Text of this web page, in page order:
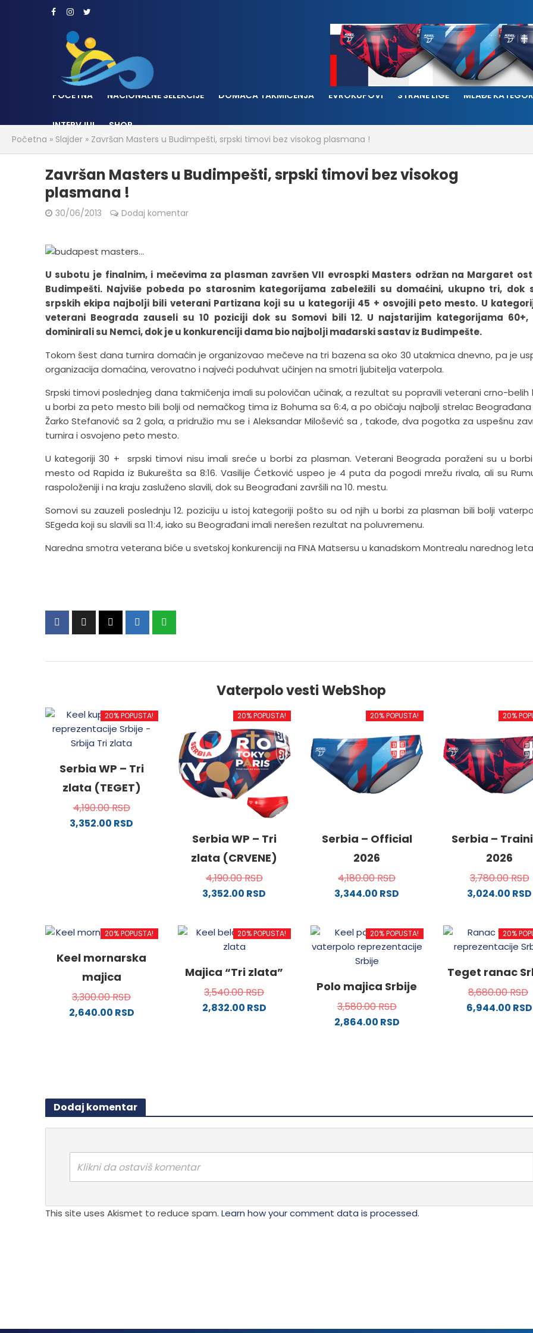
POČETNA NACIONALNE SELEKCIJE DOMAĆA TAKMIČENJA EVROKUPOVI STRANE LIGE MLAĐE
INTERVJUI
SHOP
Početna » Slajder » Završan Masters u Budimpešti, srpski timovi bez visokog plasmana !
Završan Masters u Budimpešti, srpski timovi bez visokog
plasmana !
30/06/2013 Dodaj komentar
U subotu je finalnim, i mečevima za plasman završen VII evrospki Masters održan na Margaret
Budimpešti. Najviše pobeda po starosnim kategorijama zabeležili su domaćini, ukupno tri, dok
srpskih ekipa najbolji bili veterani Partizana koji su u kategoriji 45 + osvojili peto mesto. U
veterani Beograda zauseli su 10 poziciji dok su Somovi bili 12. U najstarijim kategorijama 60+,
dominirali su Nemci, dok je u konkurenciji dama bio najbolji mađarski sastav iz Budimpešte.
Tokom šest dana turnira domaćin je organizovao mečeve na tri bazena sa oko 30 utakmica dnevno, pa je
organizacija domaćina, verovatno i najveći poduhvat učinjen na smotri ljubitelja vaterpola.
Srpski timovi poslednjeg dana takmičenja imali su polovičan učinak, a rezultat su popravili veterani crno-belih
u borbi za peto mesto bili bolji od nemačkog tima iz Bohuma sa 6:4, a po običaju najbolji strelac Beograđana
Žarko Stefanović sa 2 gola, a pridružio mu se i Aleksandar Milošević sa , takođe, dva pogotka za uspešnu
turnira i osvojeno peto mesto.
U kategoriji 30 + srpski timovi nisu imali sreće u borbi za plasman. Veterani Beograda poraženi su u
mesto od Rapida iz Bukurešta sa 8:16. Vasilije Ćetković uspeo je 4 puta da pogodi mrežu rivala, ali su
raspoloženiji i na kraju zasluženo slavili, dok su Beograđani završili na 10. mestu.
Somovi su zauzeli poslednju 12. poziciju u istoj kategoriji pošto su od njih u borbi za plasman bili bolji
SEgeda koji su slavili sa 11:4, iako su Beograđani imali nerešen rezultat na poluvremenu.
Naredna smotra veterana biće u svetskoj konkurenciji na FINA Matsersu u kanadskom Montrealu narednog
Vaterpolo vesti WebShop
20% POPUSTA!
Serbia WP – Tri
zlata (TEGET)
4,190.00RSD
3,352.00 RSD
biti
izabrane
stranici
proizvoda.
20% POPUSTA!
Serbia WP – Tri
zlata (CRVENE)
4,190.00RSD
3,352.00 RSD
ima
više
varijanti.
Opcije
mogu
biti
20% POPUSTA!
Serbia – Official
2026
4,180.00RSD
3,344.00 RSD
ima
više
varijanti.
Opcije
mogu
biti
izabrane
20%
Serbia –
2026
3,780.00RSD
3,024.00 RSD
ima
više
Opcije
mogu
biti
20% POPUSTA!
Keel mornarska
majica
3,300.00RSD
2,640.00 RSD
Opcije
mogu
biti
na
stranici
proizvoda.
20% POPUSTA!
Majica “Tri zlata”
3,540.00RSD
2,832.00 RSD
na
proizvoda.
20% POPUSTA!
Polo majica Srbije
3,580.00RSD
2,864.00 RSD
izabrane
stranici
20%
Teget ranac
8,680.00RSD
6,944.00 RSD
Dodaj komentar
Klikni da ostaviš komentar
This site uses Akismet to reduce spam. Learn how your comment data is processed.